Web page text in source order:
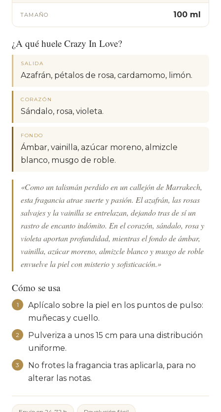
TAMAÑO 100 ml
¿A qué huele Crazy In Love?
SALIDA
Azafrán, pétalos de rosa, cardamomo, limón.
CORAZÓN
Sándalo, rosa, violeta.
FONDO
Ámbar, vainilla, azúcar moreno, almizcle
blanco, musgo de roble.
«Como un talismán perdido en un callejón de Marrakech,
esta fragancia atrae suerte y pasión. El azafrán, las rosas
salvajes y la vainilla se entrelazan, dejando tras de sí un
rastro de encanto indómito. En el corazón, sándalo, rosa y
violeta aportan profundidad, mientras el fondo de ámbar,
vainilla, azúcar moreno, almizcle blanco y musgo de roble
envuelve la piel con misterio y sofisticación.»
Cómo se usa
1
Aplícalo sobre la piel en los puntos de pulso:
muñecas y cuello.
2
Pulveriza a unos 15 cm para una distribución
uniforme.
3
No frotes la fragancia tras aplicarla, para no
alterar las notas.